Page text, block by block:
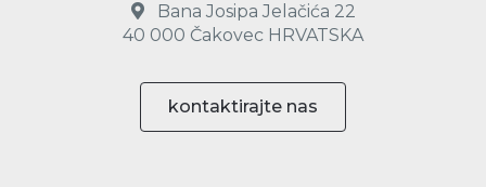
Bana Josipa Jelačića 22
40 000 Čakovec HRVATSKA
kontaktirajte nas